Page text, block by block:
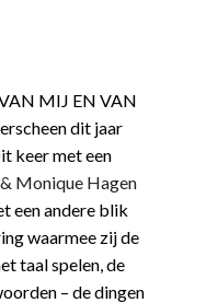
MIJ EN VAN
dit jaar
keer met een
Monique Hagen
een andere blik
waarmee zij de
taal spelen, de
– de dingen